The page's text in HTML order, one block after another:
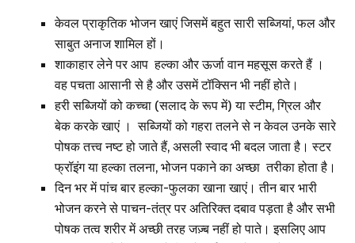
केवल प्राकृतिक भोजन खाएं जिसमें बहुत सारी सब्जियां, फल और
साबुत अनाज शामिल हों।
शाकाहार लेने पर आप हल्का और ऊर्जा वान महसूस करतेहैं ।
वह पचता आसानी से है और उसमें टॉक्सिन भी नहीं होते।
हरी सब्जियों को कच्चा (सलाद के रूप में) या स्टीम, ग्रिल और
बेक करके खाएं । सब्जियों को गहरा तलने से न केवल उनके सारे
पोषक तत्त्व नष्ट हो जाते हैं, असली स्वाद भी बदल जाता है। स्टर
फ्रॉइंग या हल्का तलना, भोजन पकाने का अच्छा तरीका होता है।
दिन भर में पांच बार हल्का-फुलका खाना खाएं। तीन बार भारी
भोजन करने से पाचन-तंत्र पर अतिरिक्त दबाव पड़ता है और सभी
पोषक तत्व शरीर में अच्छी तरह जज़्ब नहीं हो पाते। इसलिए आप